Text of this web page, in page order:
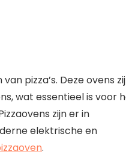
pizza’s. Deze ovens
wat essentieel is voor
zijn er in
elektrische en
.